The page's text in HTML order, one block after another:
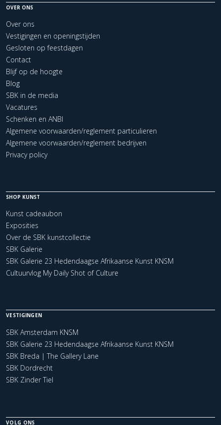
OVER ONS
Over ons
Vestigingen en openingstijden
Gesloten op feestdagen
Contact
Blijf op de hoogte
Blog
SBK in de media
Vacatures
Schenken en ANBI
Algemene voorwaarden/reglement particulieren
Algemene voorwaarden/reglement bedrijven
Privacy policy
SHOP KUNST
Kunst cadeaubon
Exposities
Over de SBK kunstcollectie
SBK Galerie
SBK Galerie 23 Hedendaagse Afrikaanse Kunst KNSM
Cultuurvlog My Daily Shot of Culture
VESTIGINGEN
SBK Amsterdam KNSM
SBK Galerie 23 Hedendaagse Afrikaanse Kunst KNSM
SBK Breda | The Gallery Lane
SBK Dordrecht
SBK Zinder Tiel
VOLG ONS